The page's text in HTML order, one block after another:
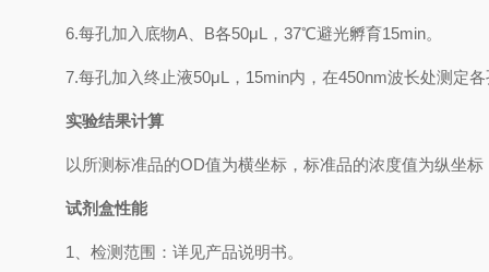
6.每孔加入底物A B各50μL ， 37℃避光孵育15min。
7.每孔加入终止液50μL ， 15min内，在450nm波长处测定
实验结果计算
以 所测标准品的OD值为横坐标， 标准品的浓度值为纵坐标
试剂盒性能
1、检测范围： 详见产品说明书。